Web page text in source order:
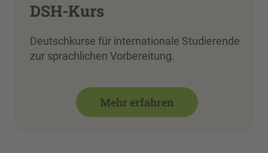
DSH-Kurs
Deutschkurse für internationale Studierende
zur sprachlichen Vorbereitung.
Mehr erfahren